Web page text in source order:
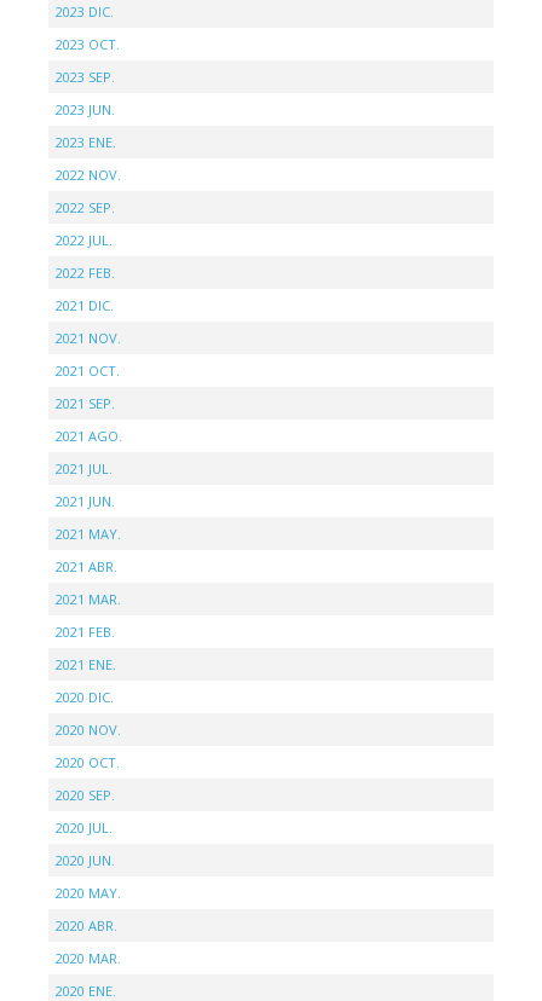
2023 DIC.
2023 OCT.
2023 SEP.
2023 JUN.
2023 ENE.
2022 NOV.
2022 SEP.
2022 JUL.
2022 FEB.
2021 DIC.
2021 NOV.
2021 OCT.
2021 SEP.
2021 AGO.
2021 JUL.
2021 JUN.
2021 MAY.
2021 ABR.
2021 MAR.
2021 FEB.
2021 ENE.
2020 DIC.
2020 NOV.
2020 OCT.
2020 SEP.
2020 JUL.
2020 JUN.
2020 MAY.
2020 ABR.
2020 MAR.
2020 ENE.